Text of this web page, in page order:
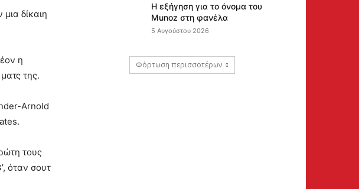
δίκαιη
η
της.
Arnold
τους
όταν σουτ
Η εξήγηση για το όνομα του
Munoz στη φανέλα
5 Αυγούστου 2026
Φόρτωση περισσοτέρων